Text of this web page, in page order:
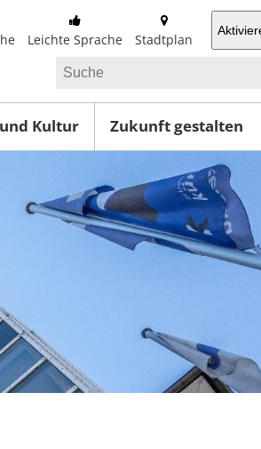
Leichte Sprache Stadtplan
Kultur Zukunft gestalten